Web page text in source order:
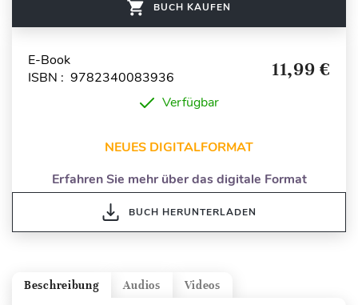
BUCH KAUFEN
E-Book
ISBN : 9782340083936
11,99 €
Verfügbar
NEUES DIGITALFORMAT
Erfahren Sie mehr über das digitale Format
BUCH HERUNTERLADEN
Videos
Audios
Beschreibung